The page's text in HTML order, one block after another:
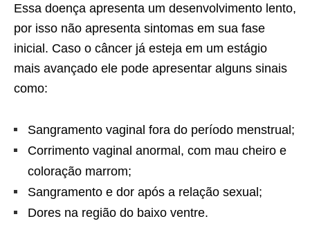
Essa doença apresenta um desenvolvimento lento,
por isso não apresenta sintomas em sua fase
inicial. Caso o câncer já esteja em um estágio
mais avançado ele pode apresentar alguns sinais
como:
Sangramento vaginal fora do período menstrual;
Corrimento vaginal anormal, com mau cheiro e
coloração marrom;
Sangramento e dor após a relação sexual;
Dores na região do baixo ventre.